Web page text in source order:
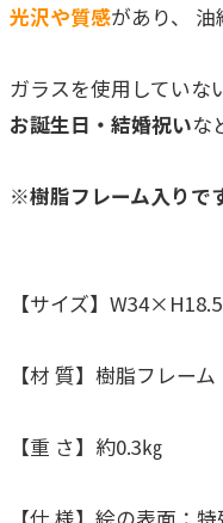
光沢や質感があり、
ガラスを使用していな
お誕生日・結婚祝いな
※樹脂フレーム入りで
【サイズ】
【材 質】樹脂フレーム
【重 さ】約0.3㎏